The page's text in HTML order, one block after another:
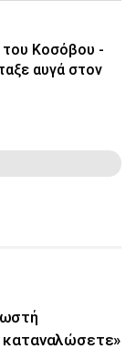
του Κοσόβου -
αυγά στον
καταναλώσετε»